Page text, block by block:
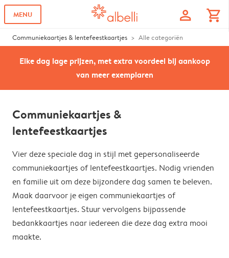
MENU profile shopping_cart
Communiekaartjes & lentefeestkaartjes Alle categoriën
Elke dag lage prijzen, met extra voordeel bij aankoop
van meer exemplaren
Communiekaartjes &
lentefeestkaartjes
Vier deze speciale dag in stijl met gepersonaliseerde
communiekaartjes of lentefeestkaartjes. Nodig vrienden
en familie uit om deze bijzondere dag samen te beleven.
Maak daarvoor je eigen communiekaartjes of
lentefeestkaartjes. Stuur vervolgens bijpassende
bedankkaartjes naar iedereen die deze dag extra mooi
maakte.